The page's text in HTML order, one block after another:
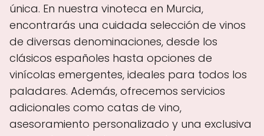
única. En nuestra vinoteca en Murcia,
encontrarás una cuidada selección de vinos
de diversas denominaciones, desde los
clásicos españoles hasta opciones de
vinícolas emergentes, ideales para todos los
paladares. Además, ofrecemos servicios
adicionales como catas de vino,
asesoramiento personalizado y una exclusiva